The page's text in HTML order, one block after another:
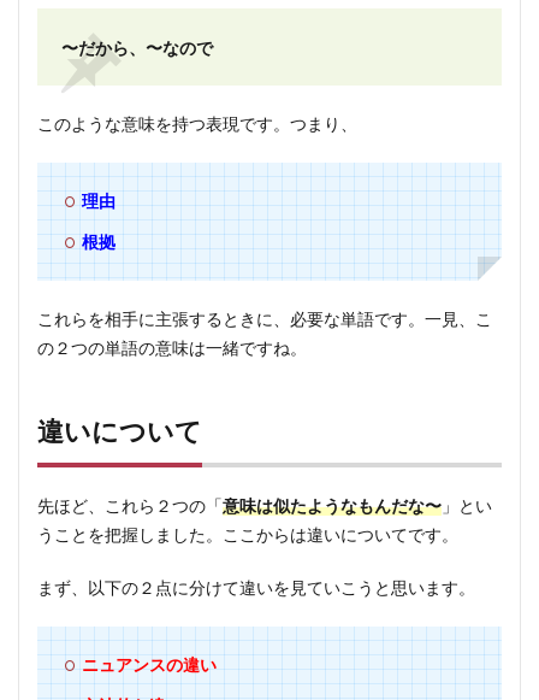
いて
2.1
ニュ
スの
違い
2.2
的な
違い
3
例文
〜だから、〜なので
このような意味を持つ表現です。つまり、
理由
根拠
これらを相手に主張するときに、必要な単語です。一見、こ
の２つの単語の意味は一緒ですね。
違いについて
先ほど、これら２つの「意味は似たようなもんだな〜 」とい
うことを把握しました。ここからは違いについてです。
まず、以下の２点に分けて違いを見ていこうと思います。
ニュアンスの違い